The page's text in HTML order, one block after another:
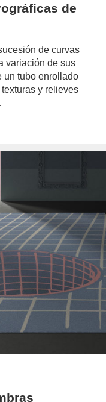
de
de curvas
variación de sus
un tubo enrollado
y relieves
author/redaccion/